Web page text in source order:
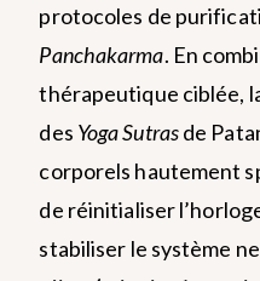
protocoles de
Panchakarma. En
thérapeutique ciblée,
des Yoga Sutrasde
corporels hautement
de réinitialiser
stabiliser le système